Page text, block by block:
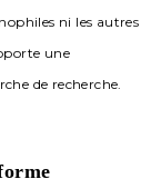
ni les autres
une
de recherche.